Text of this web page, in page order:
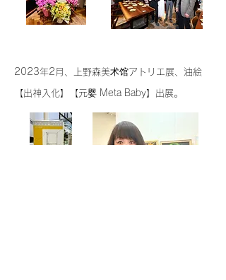
2023年2月、上野森美术馆アトリエ展、油絵
【出神入化】【元婴 Meta Baby】出展。